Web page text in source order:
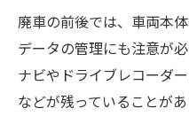
廃車の前後では、車両本
データの管理にも注意が
ナビやドライブレコーダ
などが残っていることがあ